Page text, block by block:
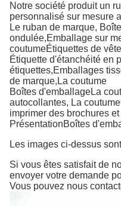
Notre société produit un
personnalisé sur mesure
Le ruban de marque,
ondulée,Emballage sur
coutumeÉtiquettes de
Étiquette d'étanchéité en
étiquettes,Emballages
de marque, La coutume
Boîtes d'emballageLa
autocollantes, La coutume
imprimer des brochures
PrésentationBoîtes
Les images ci-dessus
Si vous êtes satisfait de
envoyer votre demande
Vous pouvez nous